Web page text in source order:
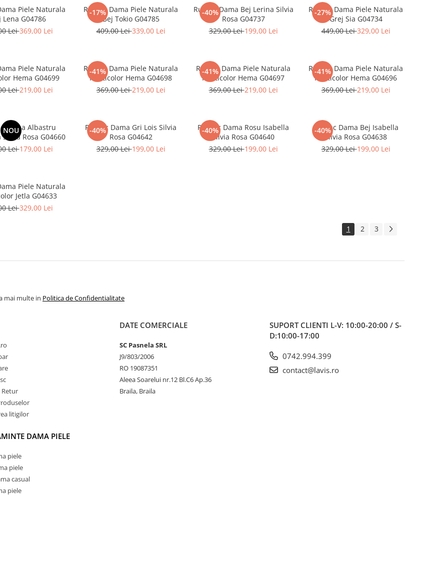
Piele Naturala
Lena G04786
Lei369,00 Lei
-17%
Rucsac Dama Piele Naturala
Bej Tokio G04785
409,00 Lei339,00 Lei
-40%
Rucsac Dama Bej Lerina Silvia
Rosa G04737
329,00 Lei199,00 Lei
-27%
Rucsac Dama Piele Naturala
Grej Sia G04734
449,00 Lei329,00 Lei
Piele Naturala
Hema G04699
Lei219,00 Lei
-41%
Rucsac Dama Piele Naturala
Multicolor Hema G04698
369,00 Lei219,00 Lei
-41%
Rucsac Dama Piele Naturala
Multicolor Hema G04697
369,00 Lei219,00 Lei
-41%
Rucsac Dama Piele Naturala
Multicolor Hema G04696
369,00 Lei219,00 Lei
NOU
Dama Albastru
Rosa G04660
Lei179,00 Lei
-40%
Rucsac Dama Gri Lois Silvia
Rosa G04642
329,00 Lei199,00 Lei
-40%
Rucsac Dama Rosu Isabella
Silvia Rosa G04640
329,00 Lei199,00 Lei
-40%
Rucsac Dama Bej Isabella
Silvia Rosa G04638
329,00 Lei199,00 Lei
Piele Naturala
Jetla G04633
Lei329,00 Lei
1 2 3
mai multe in Politica de Confidentialitate
Retur
litigilor
DAMA PIELE
piele
piele
casual
piele
DATE COMERCIALE
SC Pasnela SRL
J9/803/2006
RO 19087351
Aleea Soarelui nr.12 Bl.C6 Ap.36
Braila, Braila
SUPORT CLIENTI L-V: 10:00-20:00 / S-
D:10:00-17:00
0742.994.399
contact@lavis.ro